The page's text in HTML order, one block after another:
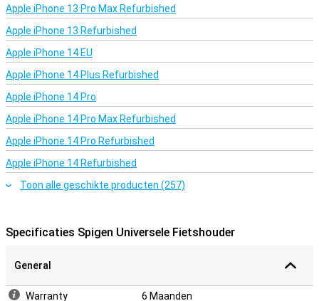
Apple iPhone 13 Pro Max Refurbished
Apple iPhone 13 Refurbished
Apple iPhone 14 EU
Apple iPhone 14 Plus Refurbished
Apple iPhone 14 Pro
Apple iPhone 14 Pro Max Refurbished
Apple iPhone 14 Pro Refurbished
Apple iPhone 14 Refurbished
Toon alle geschikte producten (257)
Specificaties Spigen Universele Fietshouder
General
Warranty 6 Maanden